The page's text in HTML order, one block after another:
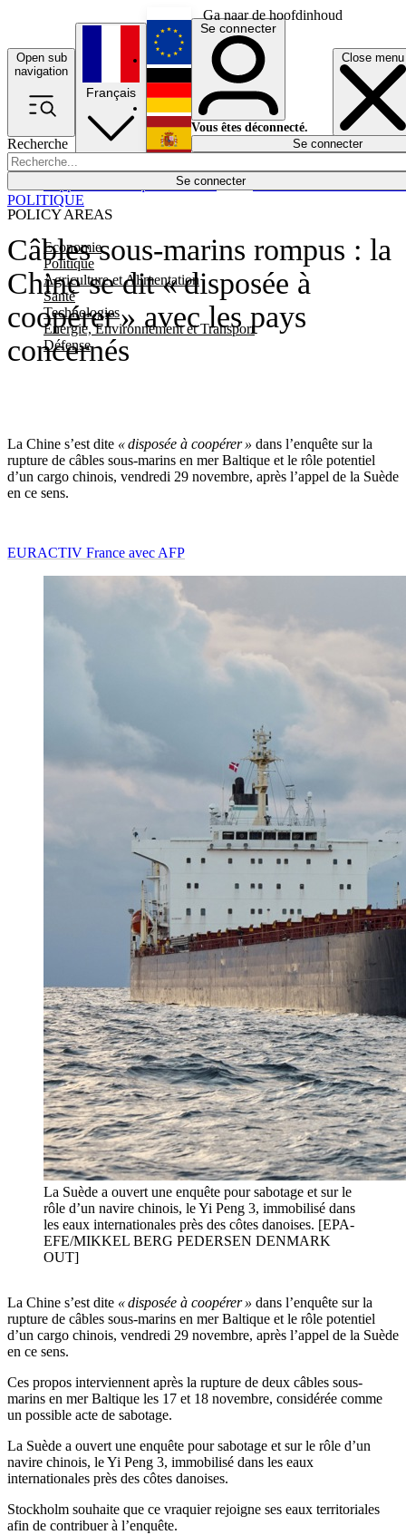
Ga naar de hoofdinhoud
Open sub
navigation
Close menu
Recherche
Se connecter
POLICY AREAS
Economie
Politique
Agriculture et Alimentation
Santé
Technologies
Energie, Environnement et Transport
Défense
Économie
Français
English
Deutsch
Español
Se connecter
Vous êtes déconnecté.
Se connecter
Câbles sous-marins rompus : la
Chine se dit « disposée à
coopérer » avec les pays
concernés
La Chine s’est dite « disposée à coopérer » dans l’enquête sur la
rupture de câbles sous-marins en mer Baltique et le rôle potentiel
d’un cargo chinois, vendredi 29 novembre, après l’appel de la Suède
en ce sens.
POLITIQUE
EURACTIV France avec AFP
La Suède a ouvert une enquête pour sabotage et sur le
rôle d’un navire chinois, le Yi Peng 3, immobilisé dans
les eaux internationales près des côtes danoises. [EPA-
EFE/MIKKEL BERG PEDERSEN DENMARK
OUT]
La Chine s’est dite « disposée à coopérer » dans l’enquête sur la
rupture de câbles sous-marins en mer Baltique et le rôle potentiel
d’un cargo chinois, vendredi 29 novembre, après l’appel de la Suède
en ce sens.
Ces propos interviennent après la rupture de deux câbles sous-
marins en mer Baltique les 17 et 18 novembre, considérée comme
un possible acte de sabotage.
La Suède a ouvert une enquête pour sabotage et sur le rôle d’un
navire chinois, le Yi Peng 3, immobilisé dans les eaux
internationales près des côtes danoises.
Stockholm souhaite que ce vraquier rejoigne ses eaux territoriales
afin de contribuer à l’enquête.